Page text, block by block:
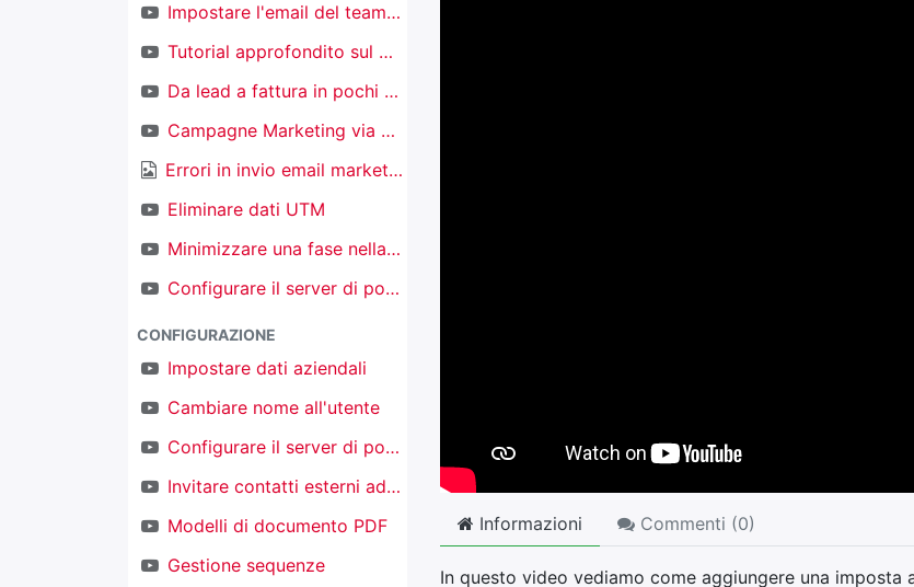
Impostare l'email del team di vendita
Tutorial approfondito sul CRM
Da lead a fattura in pochi click
Campagne Marketing via email
Errori in invio email marketing
Eliminare dati UTM
Minimizzare una fase nella kanban nel CRM
Configurare il server di posta in ingresso per creare nuovi oggetti
CONFIGURAZIONE
Impostare dati aziendali
Cambiare nome all'utente
Configurare il server di posta in uscita
Invitare contatti esterni ad accedere al proprio TAKOBI
Modelli di documento PDF
Gestione sequenze
Informazioni Commenti (0)
In questo video vediamo come aggiungere una